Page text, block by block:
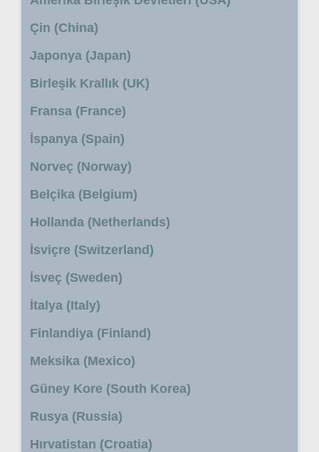
Çin (China)
Japonya (Japan)
Birleşik Krallık (UK)
Fransa (France)
İspanya (Spain)
Norveç (Norway)
Belçika (Belgium)
Hollanda (Netherlands)
İsviçre (Switzerland)
İsveç (Sweden)
İtalya (Italy)
Finlandiya (Finland)
Meksika (Mexico)
Güney Kore (South Korea)
Rusya (Russia)
Hırvatistan (Croatia)